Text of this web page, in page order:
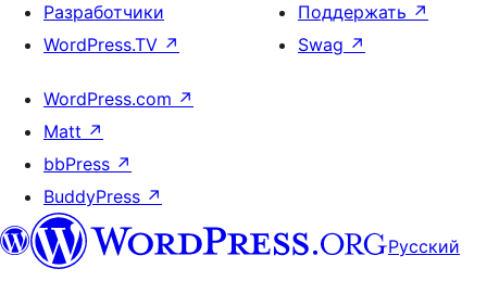
Разработчики
WordPress.TV ↗
Поддержать ↗
Swag ↗
WordPress.com ↗
Matt ↗
bbPress ↗
BuddyPress ↗
Русский